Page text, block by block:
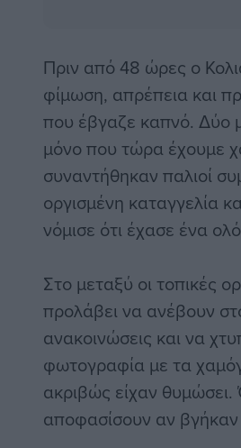
Πριν από 48 ώρες ο
φίμωση, απρέπεια και
που έβγαζε καπνό. Δύο
μόνο που τώρα έχουμε
συναντήθηκαν παλιοί
οργισμένη καταγγελία
νόμισε ότι έχασε ένα
Στο μεταξύ οι τοπικές
προλάβει να ανέβουν
ανακοινώσεις και να
φωτογραφία με τα
ακριβώς είχαν
αποφασίσουν αν βγήκαν